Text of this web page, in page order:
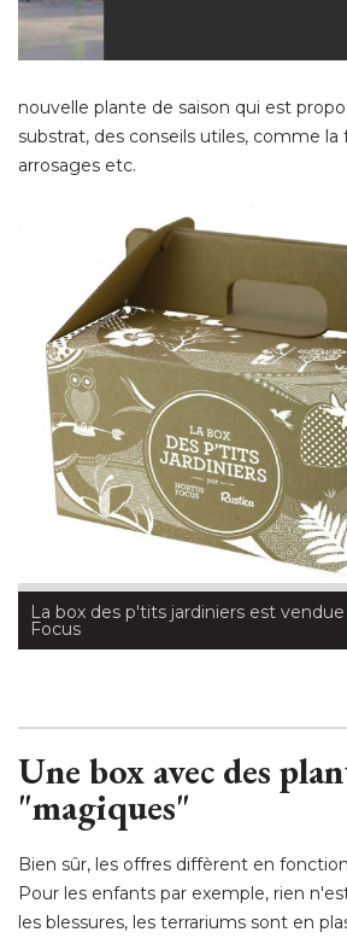
nouvelle plante de saison qui est
substrat, des conseils utiles, comme la
arrosages etc.
La box des p'tits jardiniers est
Focus
Une box avec des
"magiques"
Bien sûr, les offres diffèrent en
Pour les enfants par exemple, rien
les blessures, les terrariums sont en